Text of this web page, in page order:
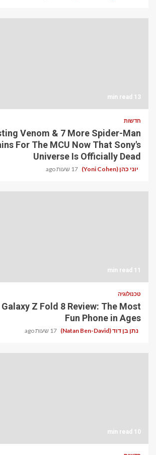
13 min read
חדשות
Venom & 7 More Spider-Man
For The MCU Now That Sony's
Universe Is Officially Dead
יוני כהן (Yoni Cohen) 17 שעות ago
11 min read
טכנולוגיה
Z Fold 8 Review: The Most
Fun Phone in Ages
נתן בן דוד (Natan Ben-David) 17 שעות ago
10 min read